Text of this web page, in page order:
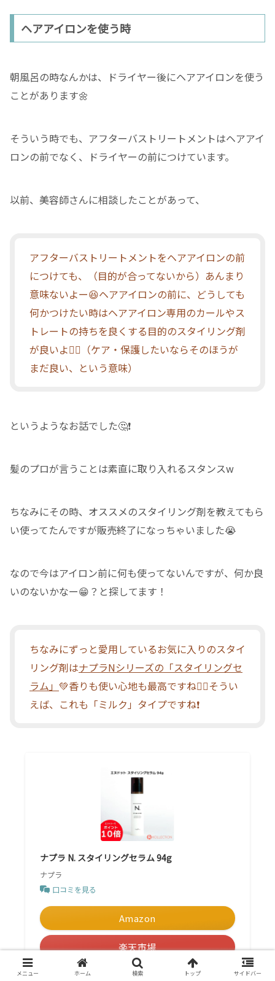
ヘアアイロンを使う時
朝風呂の時なんかは、ドライヤー後にヘアアイロンを使う
ことがあります🌼
そういう時でも、アフターバストリートメントはヘアアイ
ロンの前でなく、ドライヤーの前につけています。
以前、美容師さんに相談したことがあって、
アフターバストリートメントをヘアアイロンの前
につけても、（目的が合ってないから）あんまり
意味ないよー😆ヘアアイロンの前に、どうしても
何かつけたい時はヘアアイロン専用のカールやス
トレートの持ちを良くする目的のスタイリング剤
が良いよ☝🏻（ケア・保護したいならそのほうが
まだ良い、という意味）
というようなお話でした🤔❗️
髪のプロが言うことは素直に取り入れるスタンスw
ちなみにその時、オススメのスタイリング剤を教えてもら
い使ってたんですが販売終了になっちゃいました😭
なので今はアイロン前に何も使ってないんですが、何か良
いのないかなー😁？と探してます！
ちなみにずっと愛用しているお気に入りのスタイ
リング剤はナプラNシリーズの「スタイリングセ
ラム」 💚香りも使い心地も最高ですね👍🏻そうい
えば、これも「ミルク」タイプですね❗️
ナプラ N. スタイリングセラム 94g
ナプラ
口コミを見る
Amazon
楽天市場
Yahooショッピング
メニュー ホーム 検索 トップ サイドバー